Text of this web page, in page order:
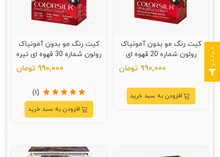
کیت رنگ مو بدون آمونیاک
رولون شماره 20 قهوه ای
مشکی حجم 59 میلی لیتر990,000 تومان
افزودن به سبد خرید
کیت رنگ مو بدون آمونیاک
رولون شماره 30 قهوه ای تیره
990,000 تومان
(1)
افزودن به سبد خرید
فیلتر